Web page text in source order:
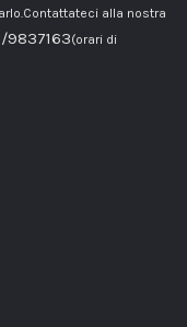
alla nostra
9837163(orari di